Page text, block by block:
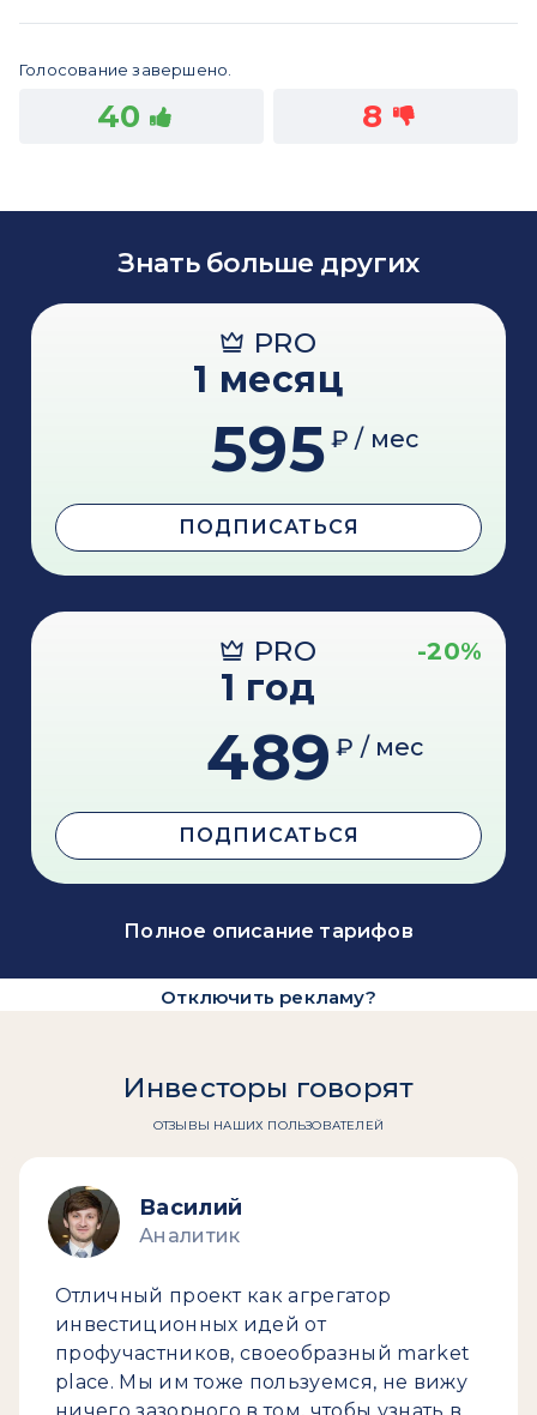
Голосование завершено.
40 8
Знать больше других
PRO
1 месяц
595 ₽ / мес
ПОДПИСАТЬСЯ
PRO -20%
1 год
489 ₽ / мес
ПОДПИСАТЬСЯ
Полное описание тарифов
Отключить рекламу?
Инвесторы говорят
ОТЗЫВЫ НАШИХ ПОЛЬЗОВАТЕЛЕЙ
Василий
Аналитик
Отличный проект как агрегатор
инвестиционных идей от
профучастников, своеобразный market
place. Мы им тоже пользуемся, не вижу